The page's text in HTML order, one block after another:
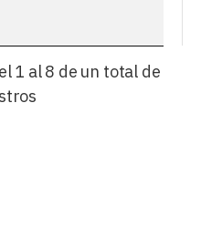
1 al 8 de un total de